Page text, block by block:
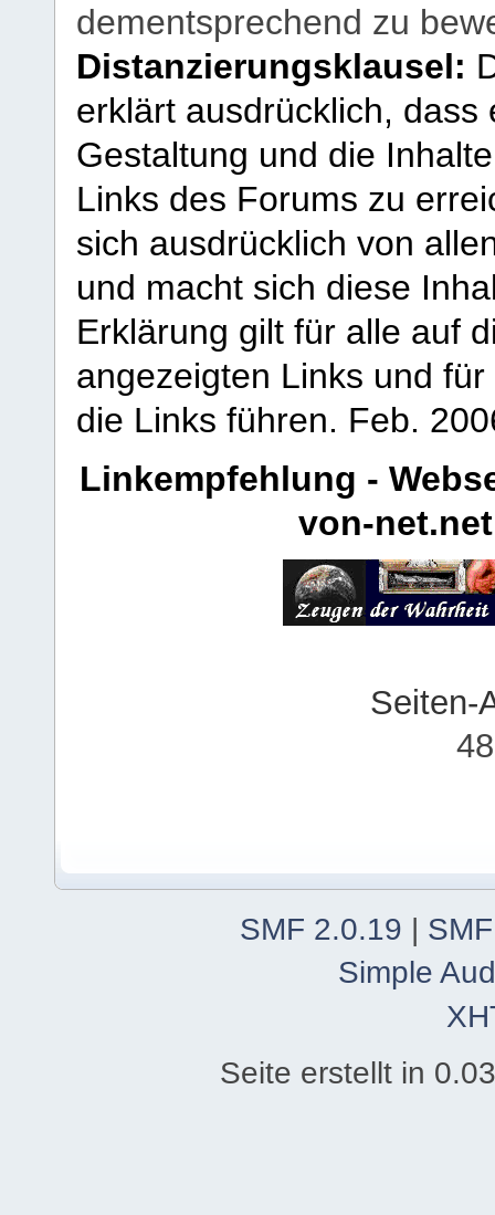
dementsprechend zu
Distanzierungsklausel:
erklärt ausdrücklich,
Gestaltung und die
Links des Forums zu
sich ausdrücklich von
und macht sich diese
Erklärung gilt für alle auf
angezeigten Links und
die Links führen. Feb.
Linkempfehlung -
von-net.net
Seiten-
SMF 2.0.19 |
Simple
Seite erstellt in